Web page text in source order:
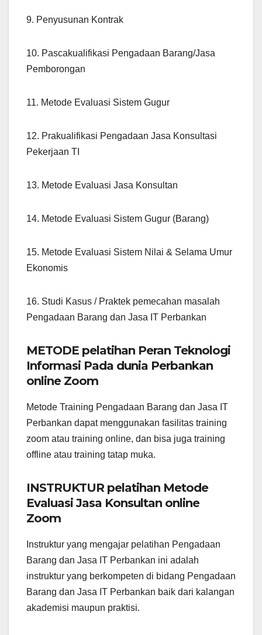
9. Penyusunan Kontrak
10. Pascakualifikasi Pengadaan Barang/Jasa
Pemborongan
11. Metode Evaluasi Sistem Gugur
12. Prakualifikasi Pengadaan Jasa Konsultasi
Pekerjaan TI
13. Metode Evaluasi Jasa Konsultan
14. Metode Evaluasi Sistem Gugur (Barang)
15. Metode Evaluasi Sistem Nilai & Selama Umur
Ekonomis
16. Studi Kasus / Praktek pemecahan masalah
Pengadaan Barang dan Jasa IT Perbankan
METODE pelatihan Peran Teknologi
Informasi Pada dunia Perbankan
online Zoom
Metode Training Pengadaan Barang dan Jasa IT
Perbankan dapat menggunakan fasilitas training
zoom atau training online, dan bisa juga training
offline atau training tatap muka.
INSTRUKTUR pelatihan Metode
Evaluasi Jasa Konsultan online
Zoom
Instruktur yang mengajar pelatihan Pengadaan
Barang dan Jasa IT Perbankan ini adalah
instruktur yang berkompeten di bidang Pengadaan
Barang dan Jasa IT Perbankan baik dari kalangan
akademisi maupun praktisi.